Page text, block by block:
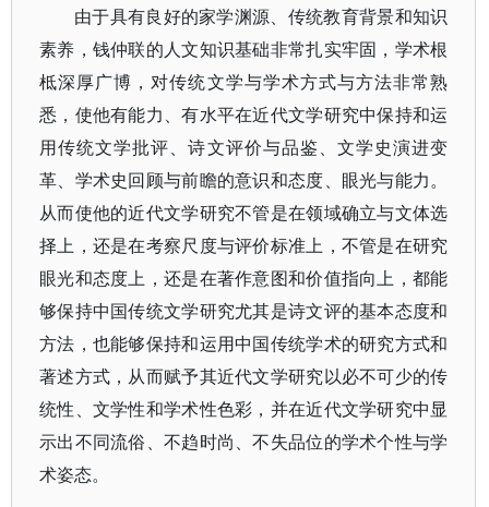
由于具有良好的家学渊源、传统教育背景和知识
素养，钱仲联的人文知识基础非常扎实牢固，学术根
柢深厚广博，对传统文学与学术方式与方法非常熟
悉，使他有能力、有水平在近代文学研究中保持和运
用传统文学批评、诗文评价与品鉴、文学史演进变
革、学术史回顾与前瞻的意识和态度、眼光与能力。
从而使他的近代文学研究不管是在领域确立与文体选
择上，还是在考察尺度与评价标准上，不管是在研究
眼光和态度上，还是在著作意图和价值指向上，都能
够保持中国传统文学研究尤其是诗文评的基本态度和
方法，也能够保持和运用中国传统学术的研究方式和
著述方式，从而赋予其近代文学研究以必不可少的传
统性、文学性和学术性色彩，并在近代文学研究中显
示出不同流俗、不趋时尚、不失品位的学术个性与学
术姿态。